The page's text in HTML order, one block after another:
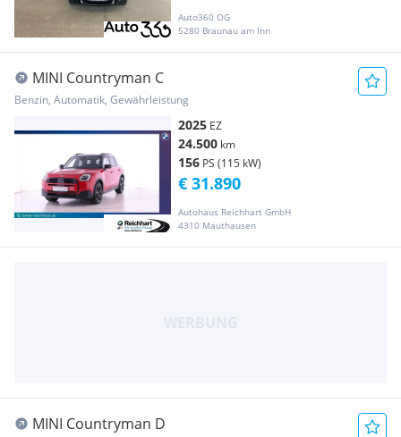
Auto360 OG
5280 Braunau am Inn
MINI Countryman C
Benzin, Automatik, Gewährleistung
2025 EZ
24.500 km
156 PS (115 kW)
Autohaus Reichhart GmbH
4310 Mauthausen
€ 31.890
MINI Countryman D